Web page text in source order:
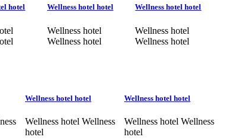
hotel Wellness hotel hotel
Wellness hotel
Wellness hotel
Wellness hotel hotel
Wellness hotel
Wellness hotel
Wellness hotel hotel
Wellness hotel Wellness
hotel
Wellness hotel hotel
Wellness hotel Wellness
hotel